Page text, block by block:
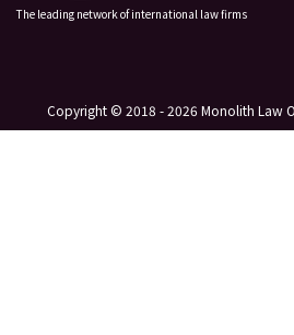
The leading network of international law firms
Copyright © 2018 - 2026 Monolith Law